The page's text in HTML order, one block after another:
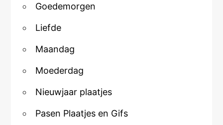
Goedemorgen
Liefde
Maandag
Moederdag
Nieuwjaar plaatjes
Pasen Plaatjes en Gifs